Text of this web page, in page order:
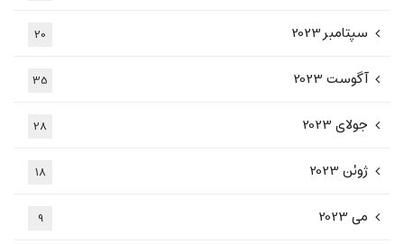
سپتامبر 2023 20
آگوست 2023 35
جولای 2023 28
ژوئن 2023 18
می 2023 9